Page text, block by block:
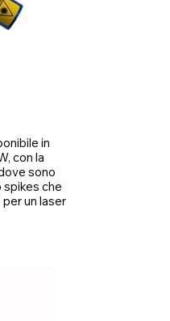
in
con la
sono
che
un laser